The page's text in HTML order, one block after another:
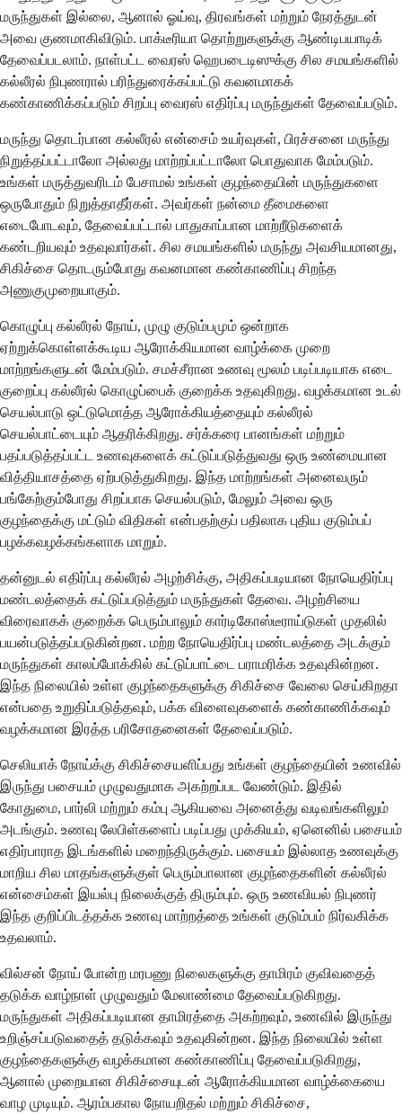
மருந்துகள் இல்லை, ஆனால் ஓய்வு, திரவங்கள் மற்றும் நேரத்துடன்
அவை குணமாகிவிடும். பாக்டீரியா தொற்றுகளுக்கு ஆண்டிபயாடிக்
தேவைப்படலாம். நாள்பட்ட வைரஸ் ஹெபடைடிஸுக்கு சில சமயங்களில்
கல்லீரல் நிபுணரால் பரிந்துரைக்கப்பட்டு கவனமாகக்
கண்காணிக்கப்படும் சிறப்பு வைரஸ் எதிர்ப்பு மருந்துகள் தேவைப்படும்.
மருந்து தொடர்பான கல்லீரல் என்சைம் உயர்வுகள், பிரச்சனை மருந்து
நிறுத்தப்பட்டாலோ அல்லது மாற்றப்பட்டாலோ பொதுவாக மேம்படும்.
உங்கள் மருத்துவரிடம் பேசாமல் உங்கள் குழந்தையின் மருந்துகளை
ஒருபோதும் நிறுத்தாதீர்கள். அவர்கள் நன்மை தீமைகளை
எடைபோடவும், தேவைப்பட்டால் பாதுகாப்பான மாற்றீடுகளைக்
கண்டறியவும் உதவுவார்கள். சில சமயங்களில் மருந்து அவசியமானது,
சிகிச்சை தொடரும்போது கவனமான கண்காணிப்பு சிறந்த
அணுகுமுறையாகும்.
கொழுப்பு கல்லீரல் நோய், முழு குடும்பமும் ஒன்றாக
ஏற்றுக்கொள்ளக்கூடிய ஆரோக்கியமான வாழ்க்கை முறை
மாற்றங்களுடன் மேம்படும். சமச்சீரான உணவு மூலம் படிப்படியாக எடை
குறைப்பு கல்லீரல் கொழுப்பைக் குறைக்க உதவுகிறது. வழக்கமான உடல்
செயல்பாடு ஒட்டுமொத்த ஆரோக்கியத்தையும் கல்லீரல்
செயல்பாட்டையும் ஆதரிக்கிறது. சர்க்கரை பானங்கள் மற்றும்
பதப்படுத்தப்பட்ட உணவுகளைக் கட்டுப்படுத்துவது ஒரு உண்மையான
வித்தியாசத்தை ஏற்படுத்துகிறது. இந்த மாற்றங்கள் அனைவரும்
பங்கேற்கும்போது சிறப்பாக செயல்படும், மேலும் அவை ஒரு
குழந்தைக்கு மட்டும் விதிகள் என்பதற்குப் பதிலாக புதிய குடும்பப்
பழக்கவழக்கங்களாக மாறும்.
தன்னுடல் எதிர்ப்பு கல்லீரல் அழற்சிக்கு, அதிகப்படியான நோயெதிர்ப்பு
மண்டலத்தைக் கட்டுப்படுத்தும் மருந்துகள் தேவை. அழற்சியை
விரைவாகக் குறைக்க பெரும்பாலும் கார்டிகோஸ்டீராய்டுகள் முதலில்
பயன்படுத்தப்படுகின்றன. மற்ற நோயெதிர்ப்பு மண்டலத்தை அடக்கும்
மருந்துகள் காலப்போக்கில் கட்டுப்பாட்டை பராமரிக்க உதவுகின்றன.
இந்த நிலையில் உள்ள குழந்தைகளுக்கு சிகிச்சை வேலை செய்கிறதா
என்பதை உறுதிப்படுத்தவும், பக்க விளைவுகளைக் கண்காணிக்கவும்
வழக்கமான இரத்த பரிசோதனைகள் தேவைப்படும்.
செலியாக் நோய்க்கு சிகிச்சையளிப்பது உங்கள் குழந்தையின் உணவில்
இருந்து பசையம் முழுவதுமாக அகற்றப்பட வேண்டும். இதில்
கோதுமை, பார்லி மற்றும் கம்பு ஆகியவை அனைத்து வடிவங்களிலும்
அடங்கும். உணவு லேபிள்களைப் படிப்பது முக்கியம், ஏனெனில் பசையம்
எதிர்பாராத இடங்களில் மறைந்திருக்கும். பசையம் இல்லாத உணவுக்கு
மாறிய சில மாதங்களுக்குள் பெரும்பாலான குழந்தைகளின் கல்லீரல்
என்சைம்கள் இயல்பு நிலைக்குத் திரும்பும். ஒரு உணவியல் நிபுணர்
இந்த குறிப்பிடத்தக்க உணவு மாற்றத்தை உங்கள் குடும்பம் நிர்வகிக்க
உதவலாம்.
வில்சன் நோய் போன்ற மரபணு நிலைகளுக்கு தாமிரம் குவிவதைத்
தடுக்க வாழ்நாள் முழுவதும் மேலாண்மை தேவைப்படுகிறது.
மருந்துகள் அதிகப்படியான தாமிரத்தை அகற்றவும், உணவில் இருந்து
உறிஞ்சப்படுவதைத் தடுக்கவும் உதவுகின்றன. இந்த நிலையில் உள்ள
குழந்தைகளுக்கு வழக்கமான கண்காணிப்பு தேவைப்படுகிறது,
ஆனால் முறையான சிகிச்சையுடன் ஆரோக்கியமான வாழ்க்கையை
வாழ முடியும். ஆரம்பகால நோயறிதல் மற்றும் சிகிச்சை,